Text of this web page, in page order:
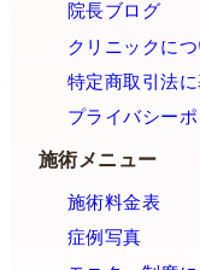
院長ブログ
クリニックに
特定商取引法
プライバシー
施術メニュー
施術料金表
症例写真